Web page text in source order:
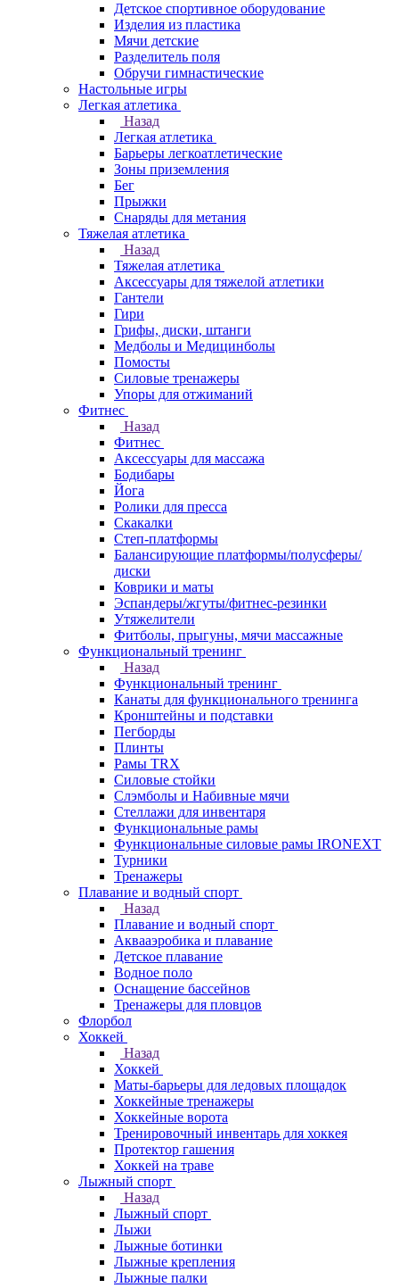
Детское спортивное оборудование
Изделия из пластика
Мячи детские
Разделитель поля
Обручи гимнастические
Настольные игры
Легкая атлетика
Назад
Легкая атлетика
Барьеры легкоатлетические
Зоны приземления
Бег
Прыжки
Снаряды для метания
Тяжелая атлетика
Назад
Тяжелая атлетика
Аксессуары для тяжелой атлетики
Гантели
Гири
Грифы, диски, штанги
Медболы и Медицинболы
Помосты
Силовые тренажеры
Упоры для отжиманий
Фитнес
Назад
Фитнес
Аксессуары для массажа
Бодибары
Йога
Ролики для пресса
Скакалки
Степ-платформы
Балансирующие платформы/полусферы/
диски
Коврики и маты
Эспандеры/жгуты/фитнес-резинки
Утяжелители
Фитболы, прыгуны, мячи массажные
Функциональный тренинг
Назад
Функциональный тренинг
Канаты для функционального тренинга
Кронштейны и подставки
Пегборды
Плинты
Рамы TRX
Силовые стойки
Слэмболы и Набивные мячи
Стеллажи для инвентаря
Функциональные рамы
Функциональные силовые рамы IRONEXT
Турники
Тренажеры
Плавание и водный спорт
Назад
Плавание и водный спорт
Аквааэробика и плавание
Детское плавание
Водное поло
Оснащение бассейнов
Тренажеры для пловцов
Флорбол
Хоккей
Назад
Хоккей
Маты-барьеры для ледовых площадок
Хоккейные тренажеры
Хоккейные ворота
Тренировочный инвентарь для хоккея
Протектор гашения
Хоккей на траве
Лыжный спорт
Назад
Лыжный спорт
Лыжи
Лыжные ботинки
Лыжные крепления
Лыжные палки